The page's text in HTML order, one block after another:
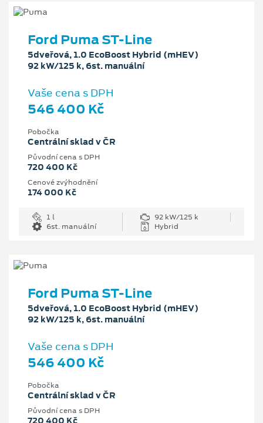
Ford Puma ST-Line
5dveřová, 1.0 EcoBoost Hybrid (mHEV)
92 kW/125 k, 6st. manuální
Vaše cena s DPH
546 400 Kč
Pobočka
Centrální sklad v ČR
Původní cena s DPH
720 400 Kč
Cenové zvýhodnění
174 000 Kč
1 l
92 kW/125 k
6st. manuální
Hybrid
Ford Puma ST-Line
5dveřová, 1.0 EcoBoost Hybrid (mHEV)
92 kW/125 k, 6st. manuální
Vaše cena s DPH
546 400 Kč
Pobočka
Centrální sklad v ČR
Původní cena s DPH